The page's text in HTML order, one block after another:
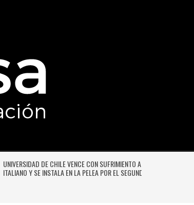
UNIVERSIDAD DE CHILE VENCE CON SUFRIMIENTO A AUDAX
ITALIANO Y SE INSTALA EN LA PELEA POR EL SEGUNDO LUGAR